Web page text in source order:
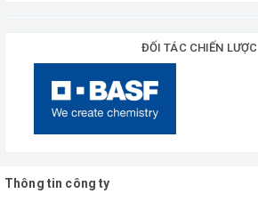
ĐỐI TÁC CHIẾN LƯỢC
Thông tin công ty